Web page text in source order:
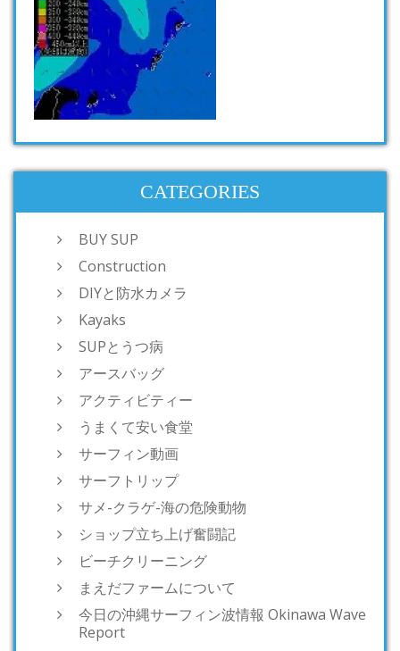
CATEGORIES
BUY SUP
Construction
DIYと防水カメラ
Kayaks
SUPとうつ病
アースバッグ
アクティビティー
うまくて安い食堂
サーフィン動画
サーフトリップ
サメ-クラゲ-海の危険動物
ショップ立ち上げ奮闘記
ビーチクリーニング
まえだファームについて
今日の沖縄サーフィン波情報 Okinawa Wave
Report